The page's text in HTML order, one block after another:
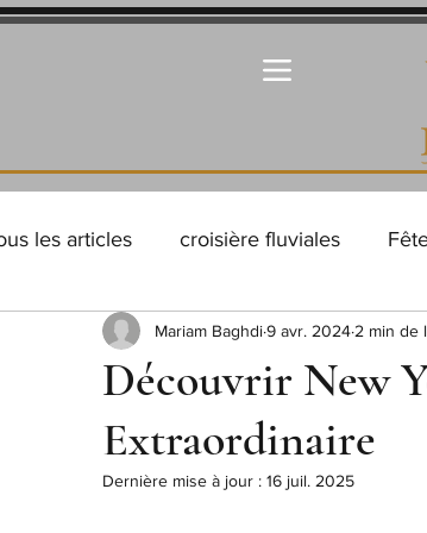
les articles croisière fluviales
Destinations incontournables
Conseils de pro Conseils de voyage
Découvrir New
Extraordinaire
Mariam Baghdi9 avr. 2024 2 min de
Dernière mise à jour : 16 juil. 2025